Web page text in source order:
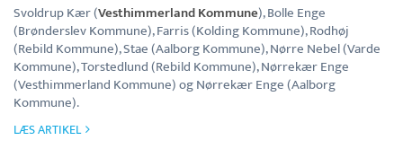
Svoldrup Kær (Vesthimmerland Kommune), Bolle Enge
(Brønderslev Kommune), Farris (Kolding Kommune), Rodhøj
(Rebild Kommune), Stae (Aalborg Kommune), Nørre Nebel (Varde
Kommune), Torstedlund (Rebild Kommune), Nørrekær Enge
(Vesthimmerland Kommune) og Nørrekær Enge (Aalborg
Kommune).
LÆS ARTIKEL